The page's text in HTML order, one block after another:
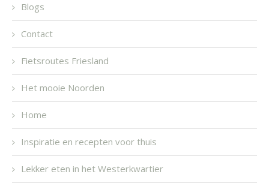
Blogs
Contact
Fietsroutes Friesland
Het mooie Noorden
Home
Inspiratie en recepten voor thuis
Lekker eten in het Westerkwartier